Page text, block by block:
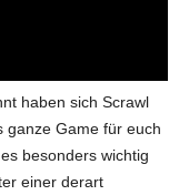
haben sich Scrawl
ganze Game für euch
besonders wichtig
einer derart